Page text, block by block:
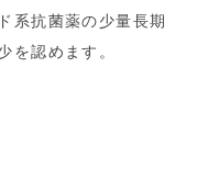
系抗菌薬の少量長期
を認めます。